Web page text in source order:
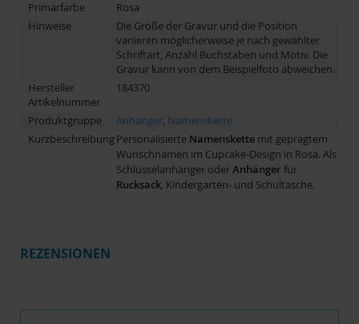
Primärfarbe
Rosa
Hinweise
Die Größe der Gravur und die Position
variieren möglicherweise je nach gewählter
Schriftart, Anzahl Buchstaben und Motiv. Die
Gravur kann von dem Beispielfoto abweichen.
Hersteller
Artikelnummer
184370
Produktgruppe Anhänger, Namenskette
KurzbeschreibungPersonalisierte Namenskette mit geprägtem
Wunschnamen im Cupcake-Design in Rosa. Als
Schlüsselanhänger oderAnhänger für
Rucksack, Kindergarten- und Schultasche.
REZENSIONEN